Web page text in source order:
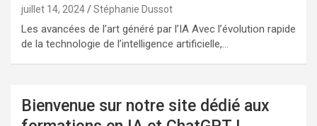
juillet 14, 2024 Stéphanie Dussot
Les avancées de l’art généré par l’IA Avec l’évolution rapide
de la technologie de l’intelligence artificielle,…
Bienvenue sur notre site dédié aux